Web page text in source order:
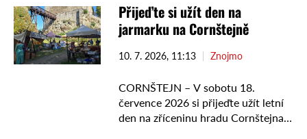
pokročilá lamela Z ...
Přijeďte si užít den na
jarmarku na Cornštejně
10. 7. 2026, 11:13 Znojmo
CORNŠTEJN – V sobotu 18.
července 2026 si přijeďte užít letní
den na zříceninu hradu Cornštejna.